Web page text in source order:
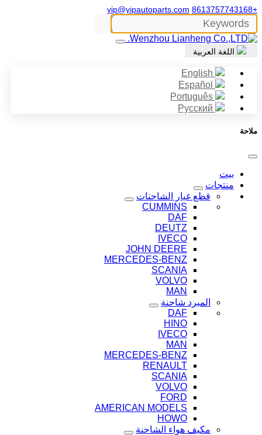
+8613757743168
yip@yipautoparts.com
اللغة العربية
ملاحة
بيت
منتجات
قطع غيار الشاحنات
CUMMINS
DAF
DEUTZ
IVECO
JOHN DEERE
MERCEDES-BENZ
SCANIA
VOLVO
MAN
المبرد شاحنة
DAF
HINO
IVECO
MAN
MERCEDES-BENZ
RENAULT
SCANIA
VOLVO
FORD
AMERICAN MODELS
HOWO
مكيف هواء الشاحنة